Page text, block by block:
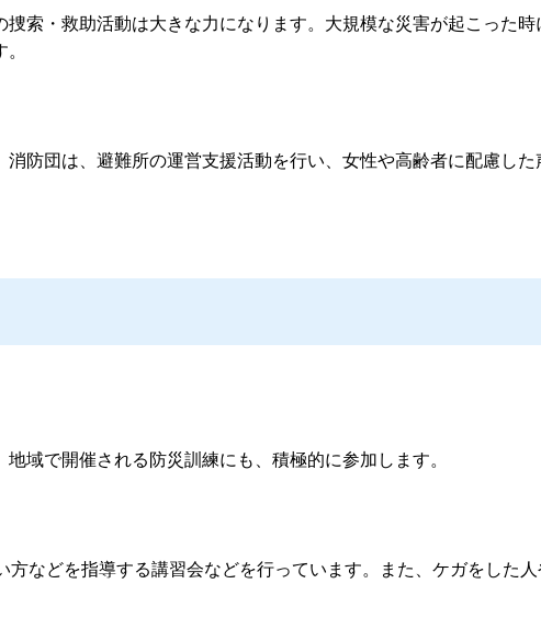
索・救助活動は大きな力になります。大規模な災害が起こった
防団は、避難所の運営支援活動を行い、女性や高齢者に配慮し
域で開催される防災訓練にも、積極的に参加します。
などを指導する講習会などを行っています。また、ケガをした